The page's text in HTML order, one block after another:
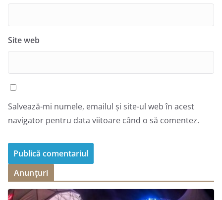
Site web
Salvează-mi numele, emailul și site-ul web în acest
navigator pentru data viitoare când o să comentez.
Anunțuri